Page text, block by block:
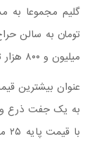
میلیون و ۸۰۰ هزار تومان فروخته شدند.
عنوان بیشترین
به یک جفت ذرع و
با